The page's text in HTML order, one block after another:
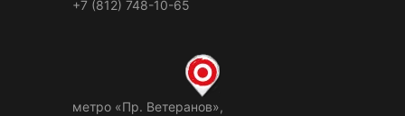
+7 (812) 748-10-65
метро «Пр. Ветеранов»,